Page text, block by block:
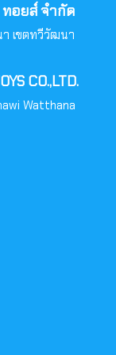
อยส์ จำกัด
เขตทวีวัฒนา
CO.,LTD.
Watthana